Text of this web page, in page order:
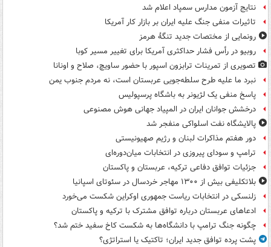
نتایج آزمون مدارس سمپاد اعلام شد
تاثیرات منفی جنگ علیه ایران بر بازار کار آمریکا
رونمایی از مختصات جدید تنگۀ هرمز
روبیو در رأس فشار حداکثری آمریکا برای تغییر مسیر کوبا
تصویری از تمرینات ترابزون اسپور با حضور ساویچ، صلاح و اونانا
نبرد ما علیه طرح سلطه‌جویی عربستان است، نه مردم جنوب یمن
پاسخ منفی یک لژیونر به باشگاه پرسپولیس
درخشش جوانان ایران در المپیاد جهانی هوش مصنوعی
پالایشگاه نفت اسلواکی منفجر شد
دور هفتم مذاکرات لبنان و رژیم صهیونیستی
ترامپ و سودای پیروزی در انتخابات میان‌دوره‌ای
جزئیات توافق دفاعی ترکیه، عربستان و پاکستان
بلاتکلیفی بیش از ۱۳۰۰ مهاجر خردسال در سئوتای اسپانیا
زلنسکی در انتخابات ریاست جمهوری اوکراین شکست می‌خورد
ادعاهای عربستان درباره توافق مشترک با ترکیه و پاکستان
چگونه جنگ ترامپ با دانشگاه‌ها به شکست کاخ سفید ختم شد؟
پشت پرده توافق جدید ایران؛ تاکتیک یا استراتژی؟